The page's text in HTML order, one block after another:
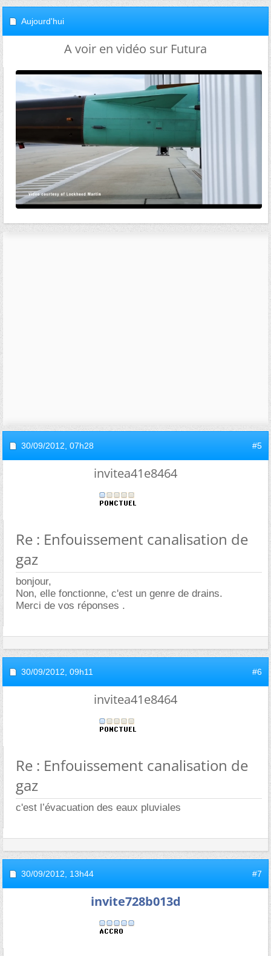
Aujourd'hui
A voir en vidéo sur Futura
30/09/2012, 07h28 #5
invitea41e8464
Re : Enfouissement canalisation de
gaz
bonjour,
Non, elle fonctionne, c'est un genre de drains.
Merci de vos réponses .
30/09/2012, 09h11 #6
invitea41e8464
Re : Enfouissement canalisation de
gaz
c'est l’évacuation des eaux pluviales
30/09/2012, 13h44 #7
invite728b013d